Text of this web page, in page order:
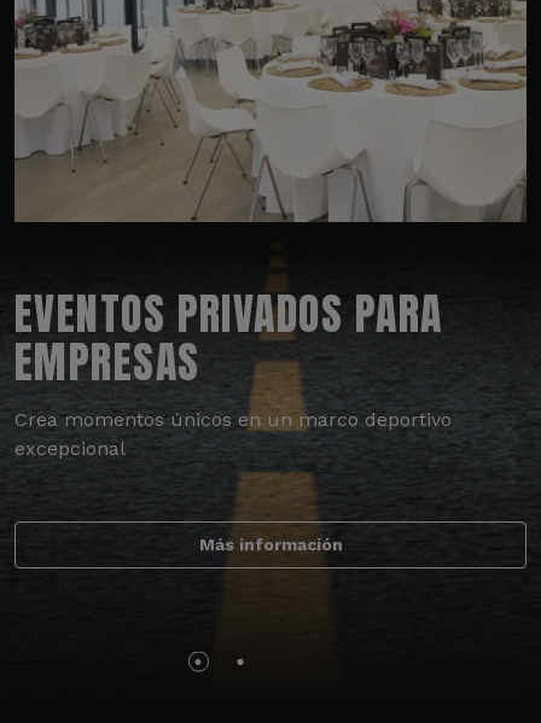
EVENTOS PRIVADOS PARA
EMPRESAS
Crea momentos únicos en un marco deportivo
excepcional
Más información